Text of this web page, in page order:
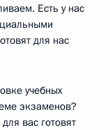
Есть у нас
для нас
учебных
экзаменов?
вас готовят